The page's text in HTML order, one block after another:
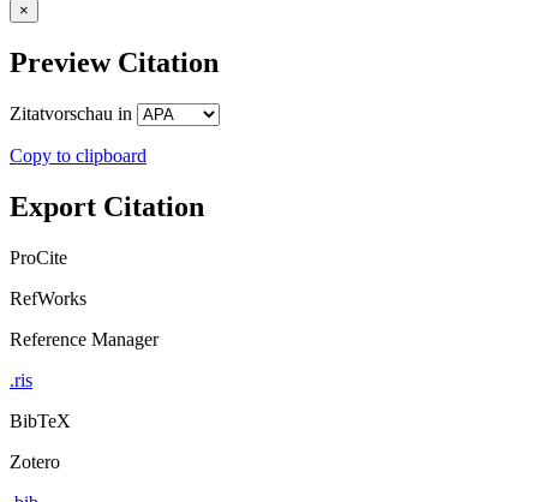
×
Preview Citation
Zitatvorschau in
Copy to clipboard
Export Citation
ProCite
RefWorks
Reference Manager
.ris
BibTeX
Zotero